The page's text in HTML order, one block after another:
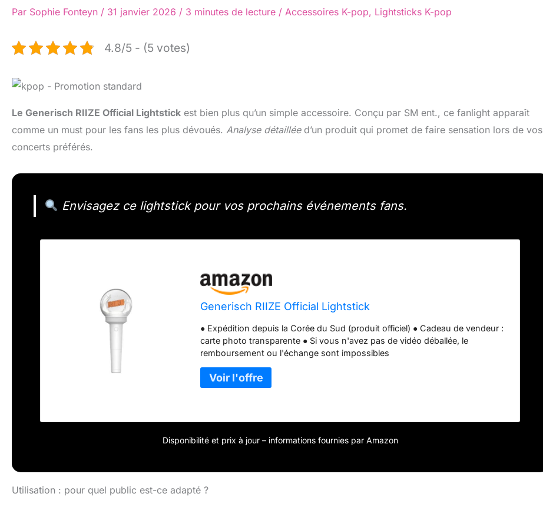
Par Sophie Fonteyn / 31 janvier 2026 / 3 minutes de lecture / Accessoires K-pop, Lightsticks K-pop
4.8/5 - (5 votes)
Le Generisch RIIZE Official Lightstick est bien plus qu’un simple accessoire. Conçu par SM ent., ce fanlight apparaît
comme un must pour les fans les plus dévoués. Analyse détailléed’un produit qui promet de faire sensation lors de vos
concerts préférés.
Envisagez ce lightstick pour vos prochains événements fans.
Generisch RIIZE Official Lightstick
● Expédition depuis la Corée du Sud (produit officiel) ● Cadeau de vendeur :
carte photo transparente ● Si vous n'avez pas de vidéo déballée, le
remboursement ou l'échange sont impossibles
Disponibilité et prix à jour – informations fournies par Amazon
Utilisation : pour quel public est-ce adapté ?